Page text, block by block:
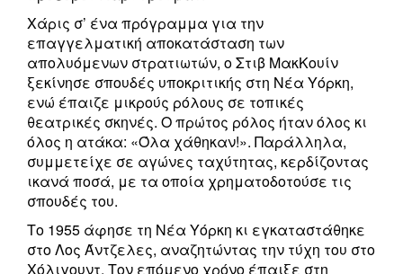
Χάρις σ’ ένα πρόγραμμα για την
επαγγελματική αποκατάσταση των
απολυόμενων στρατιωτών, ο Στιβ ΜακΚουίν
ξεκίνησε σπουδές υποκριτικής στη Νέα Υόρκη,
ενώ έπαιζε μικρούς ρόλους σε τοπικές
θεατρικές σκηνές. Ο πρώτος ρόλος ήταν όλος κι
όλος η ατάκα: «Όλα χάθηκαν!». Παράλληλα,
συμμετείχε σε αγώνες ταχύτητας, κερδίζοντας
ικανά ποσά, με τα οποία χρηματοδοτούσε τις
σπουδές του.
Το 1955 άφησε τη Νέα Υόρκη κι εγκαταστάθηκε
στο Λος Άντζελες, αναζητώντας την τύχη του στο
Χόλιγουντ. Τον επόμενο χρόνο έπαιξε στη